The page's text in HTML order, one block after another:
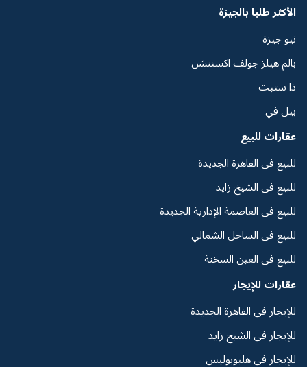
الأكثر طلبا بالجيزة
نيو جيزة
بالم هيلز جولف اكستنشن
ذا ستيت
بيل في
عقارات للبيع
للبيع فى القاهرة الجديدة
للبيع فى الشيخ زايد
للبيع فى العاصمة الإدارية الجديدة
للبيع فى الساحل الشمالي
للبيع فى العين السخنة
عقارات للإيجار
للإيجار فى القاهرة الجديدة
للإيجار فى الشيخ زايد
للإيجار فى هليوبوليس